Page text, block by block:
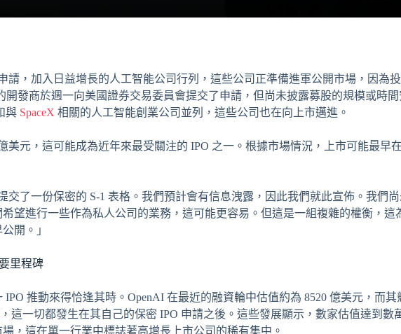
請，加入日益增長的人工智能公司行列，這些公司正準備進軍公開市場，因為
開發商於週一向美國證券交易委員會提交了申請，但尚未披露募股的規模或時
與 SpaceX 相關的人工智能創業公司並列，這些公司也在向上市邁進。
美元，這可能成為近年來最受關注的 IPO 之一。根據市場情況，上市可能最早
交了一份保密的 S-1 表格。我們預計會有信息洩露，因此我們就此宣佈。我們
望進行一些作為私人公司的業務，這可能更容易。但這是一組複雜的權衡，這
開。」
里程碑
推動來得恰逢其時。OpenAI 在最近的融資輪中估值約為 8520 億美元，而其
這一切都發生在其自己的保密 IPO 申請之後。這些發展顯示，數家估值達到數
，這在單一行業中標誌著高增長上市公司的稀有集中。